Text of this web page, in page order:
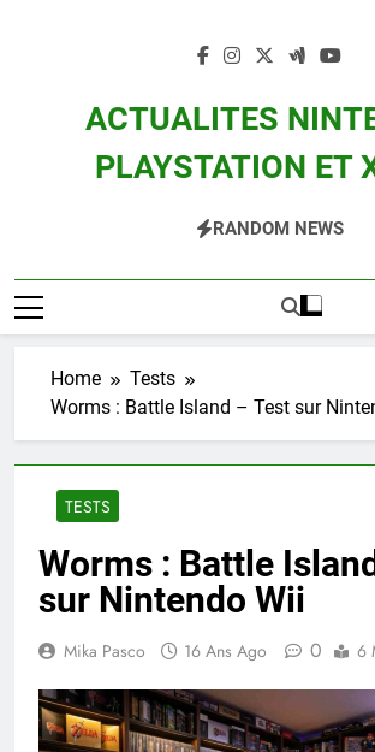
ACTUALITES
PLAYSTATION ET
Zelda, Splatoon, Pokemon Entre
RANDOM NEWS
Home
Tests
Worms : Battle Island – Test sur
TESTS
Worms : Battle
sur Nintendo Wii
Mika Pasco 16 Ans Ago 0 6